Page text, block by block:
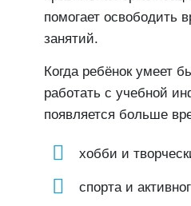
помогает освободить
занятий.
Когда ребёнок умеет
работать с учебной
появляется больше
хобби и
спорта и